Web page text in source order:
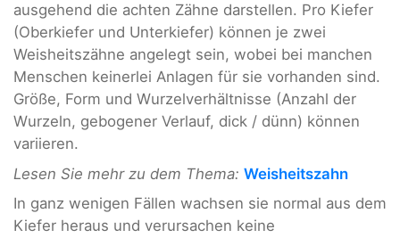
ausgehend die achten Zähne darstellen. Pro Kiefer
(Oberkiefer und Unterkiefer) können je zwei
Weisheitszähne angelegt sein, wobei bei manchen
Menschen keinerlei Anlagen für sie vorhanden sind.
Größe, Form und Wurzelverhältnisse (Anzahl der
Wurzeln, gebogener Verlauf, dick / dünn) können
variieren.
Lesen Sie mehr zu dem Thema: Weisheitszahn
In ganz wenigen Fällen wachsen sie normal aus dem
Kiefer heraus und verursachen keine